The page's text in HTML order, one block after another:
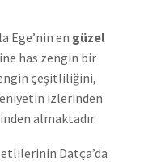
Ege’nin en güzel
has zengin bir
çeşitliliğini,
izlerinden
almaktadır.
Datça’da